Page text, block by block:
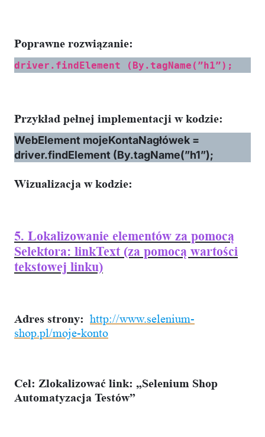
Poprawne rozwiązanie:
driver.findElement (By.tagName(”h1”);
Przykład pełnej implementacji w kodzie:
WebElement mojeKontaNagłówek =
driver.findElement (By.tagName(”h1”);
Wizualizacja w kodzie:
5. Lokalizowanie elementów za pomocą
Selektora: linkText (za pomocą wartości
tekstowej linku)
Adres strony: http://www.selenium-
shop.pl/moje-konto
Cel: Zlokalizować link: „Selenium Shop
Automatyzacja Testów”